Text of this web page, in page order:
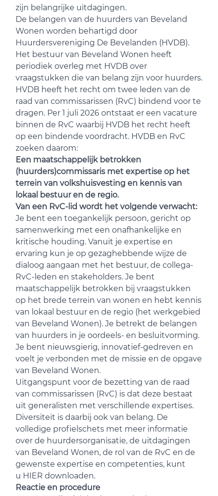
zijn belangrijke uitdagingen.
De belangen van de huurders van Beveland
Wonen worden behartigd door
Huurdersvereniging De Bevelanden (HVDB).
Het bestuur van Beveland Wonen heeft
periodiek overleg met HVDB over
vraagstukken die van belang zijn voor huurders.
HVDB heeft het recht om twee leden van de
raad van commissarissen (RvC) bindend voor te
dragen. Per 1 juli 2026 ontstaat er een vacature
binnen de RvC waarbij HVDB het recht heeft
op een bindende voordracht. HVDB en RvC
zoeken daarom:
Een maatschappelijk betrokken
(huurders)commissaris met expertise op het
terrein van volkshuisvesting en kennis van
lokaal bestuur en de regio.
Van een RvC-lid wordt het volgende verwacht:
Je bent een toegankelijk persoon, gericht op
samenwerking met een onafhankelijke en
kritische houding. Vanuit je expertise en
ervaring kun je op gezaghebbende wijze de
dialoog aangaan met het bestuur, de collega-
RvC-leden en stakeholders. Je bent
maatschappelijk betrokken bij vraagstukken
op het brede terrein van wonen en hebt kennis
van lokaal bestuur en de regio (het werkgebied
van Beveland Wonen). Je betrekt de belangen
van huurders in je oordeels- en besluitvorming.
Je bent nieuwsgierig, innovatief-gedreven en
voelt je verbonden met de missie en de opgave
van Beveland Wonen.
Uitgangspunt voor de bezetting van de raad
van commissarissen (RvC) is dat deze bestaat
uit generalisten met verschillende expertises.
Diversiteit is daarbij ook van belang. De
volledige profielschets met meer informatie
over de huurdersorganisatie, de uitdagingen
van Beveland Wonen, de rol van de RvC en de
gewenste expertise en competenties, kunt
u HIER downloaden.
Reactie en procedure